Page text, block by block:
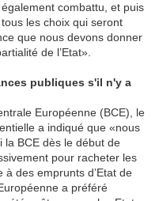
combattu, et puis
les choix qui seront
que nous devons donner
de l’Etat».
publiques s'il n'y a
Européenne (BCE), le
a indiqué que «nous
la BCE dès le début de
pour racheter les
des emprunts d’Etat de
a préféré